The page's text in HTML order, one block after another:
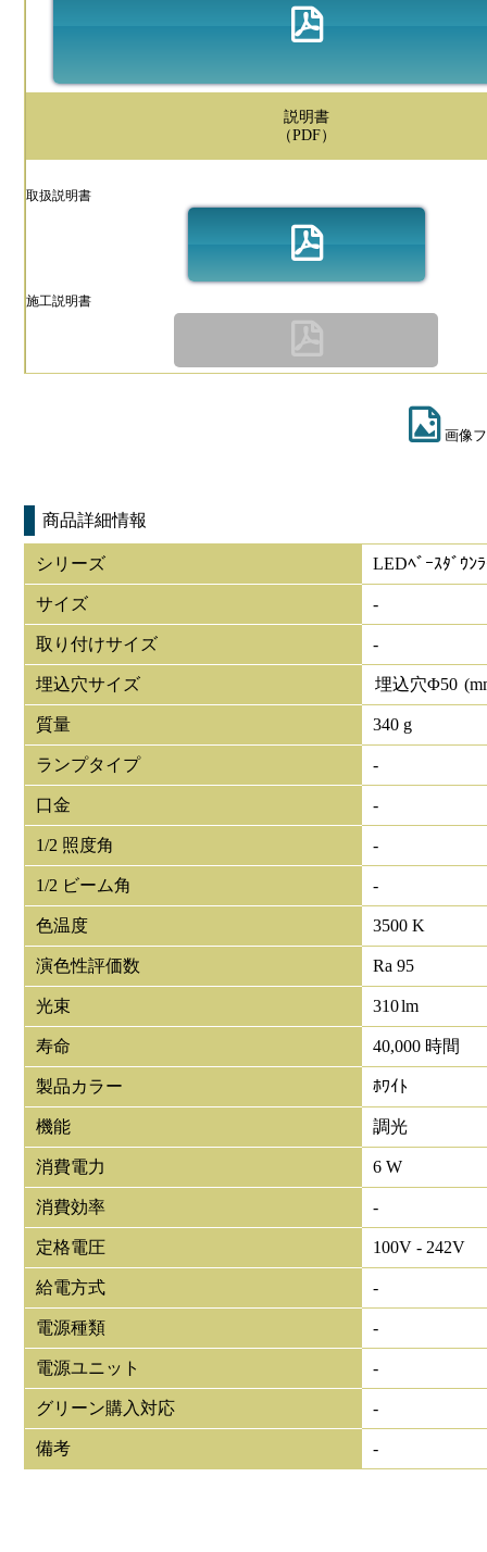
説明書
（PDF）
取扱説明書
施工説明書
画像
商品詳細情報
シリーズ LEDﾍﾞｰｽﾀﾞｳﾝ
サイズ -
取り付けサイズ -
埋込穴サイズ 埋込穴Φ50
質量 340 g
ランプタイプ -
口金 -
1/2 照度角 -
1/2 ビーム角 -
色温度 3500 K
演色性評価数 Ra 95
光束 310lm
寿命 40,000 時間
製品カラー ﾎﾜｲﾄ
機能 調光
消費電力 6 W
消費効率 -
定格電圧 100V - 242V
給電方式 -
電源種類 -
電源ユニット -
グリーン購入対応 -
備考 -